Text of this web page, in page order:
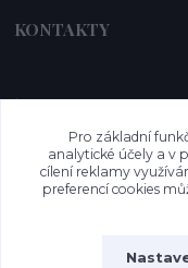
KONTAKTY
📞 +420 732 779 508
www.vysnenekabelky.cz
Pro základní
analytické účely a v
cílení reklamy
preferencí cookies